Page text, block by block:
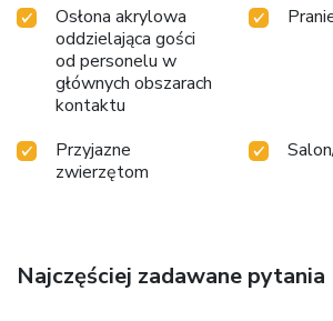
Osłona akrylowa
oddzielająca gości
od personelu w
głównych obszarach
kontaktu
Przyjazne
zwierzętom
Najczęściej zadawane pytania